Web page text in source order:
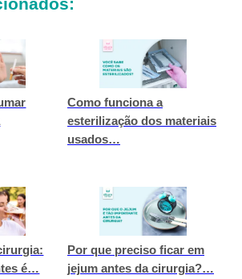
Como funciona a
esterilização dos materiais
usados…
é…
Por que preciso ficar em
jejum antes da cirurgia?…